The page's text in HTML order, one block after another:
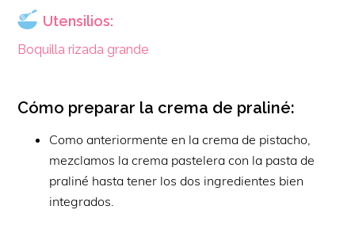
Utensilios:
Boquilla rizada grande
Cómo preparar la crema de praliné:
Como anteriormente en la crema de pistacho,
mezclamos la crema pastelera con la pasta de
praliné hasta tener los dos ingredientes bien
integrados.